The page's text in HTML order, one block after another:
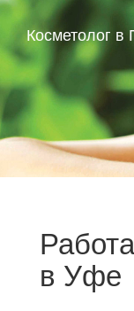
Косметолог в
в Уфе